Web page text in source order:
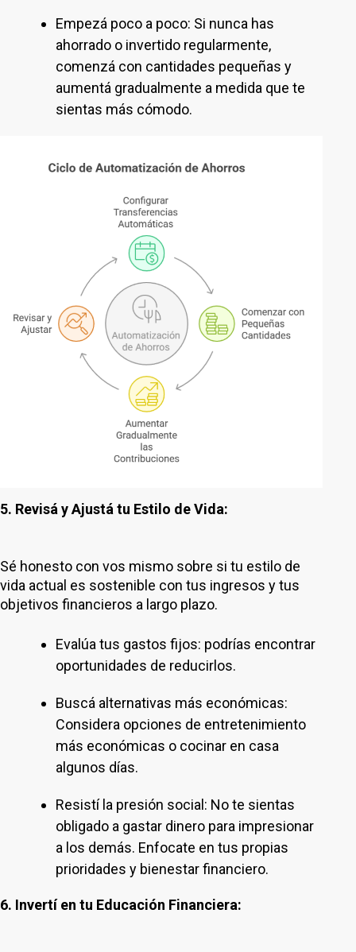
Empezá poco a poco: Si nunca has
ahorrado o invertido regularmente,
comenzá con cantidades pequeñas y
aumentá gradualmente a medida que te
sientas más cómodo.
5. Revisá y Ajustá tu Estilo de Vida:
Sé honesto con vos mismo sobre si tu estilo de
vida actual es sostenible con tus ingresos y tus
objetivos financieros a largo plazo.
Evalúa tus gastos fijos: podrías encontrar
oportunidades de reducirlos.
Buscá alternativas más económicas:
Considera opciones de entretenimiento
más económicas o cocinar en casa
algunos días.
Resistí la presión social: No te sientas
obligado a gastar dinero para impresionar
a los demás. Enfocate en tus propias
prioridades y bienestar financiero.
6. Invertí en tu Educación Financiera: